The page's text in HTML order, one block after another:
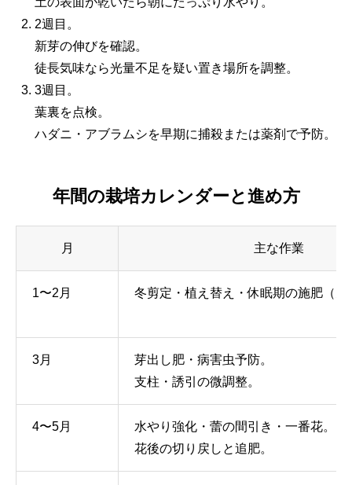
2週目。
新芽の伸びを確認。
徒長気味なら光量不足を疑い置き場所を調整。
3週目。
葉裏を点検。
ハダニ・アブラムシを早期に捕殺または薬剤で予防。
年間の栽培カレンダーと進め方
月 主な作業
1〜2月 冬剪定・植え替え・休眠期の施肥（元
3月
芽出し肥・病害虫予防。
支柱・誘引の微調整。
4〜5月
水やり強化・蕾の間引き・一番花。
花後の切り戻しと追肥。